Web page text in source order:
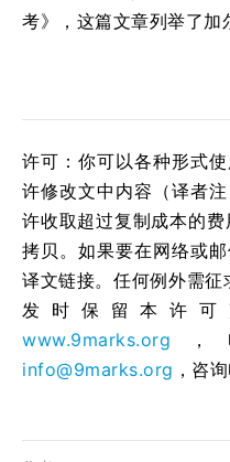
考》，这篇文章列举了加
许可：你可以各种形式
许修改文中内容（译者
许收取超过复制成本的
拷贝。如果要在网络或
译文链接。任何例外需
发时保留本许可
www.9marks.org ，
info@9marks.org ，咨